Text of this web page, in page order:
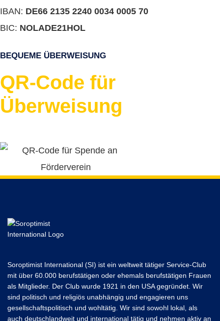
IBAN: DE66 2135 2240 0034 0005 70
BIC: NOLADE21HOL
BEQUEME ÜBERWEISUNG
QR-Code für
Überweisung
Soroptimist International (SI) ist ein weltweit tätiger Service-Club
mit über 60.000 berufstätigen oder ehemals berufstätigen Frauen
als Mitglieder. Der Club wurde 1921 in den USA gegründet. Wir
sind politisch und religiös unabhängig und engagieren uns
gesellschaftspolitisch und wohltätig. Wir sind sowohl lokal, als
auch deutschlandweit und international tätig und nehmen aktiv an